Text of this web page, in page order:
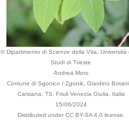
© Dipartimento di Scienze della Vita, Università
Studi di Trieste
Andrea Moro
Comune di Sgonico / Zgonik, Giardino
Carsiana, TS, Friuli Venezia Giulia, Italia
15/06/2024
Distributed under CC BY-SA 4.0 license.